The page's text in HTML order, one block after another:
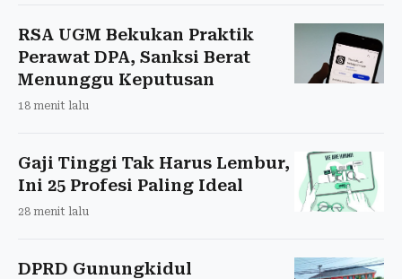
RSA UGM Bekukan Praktik
Perawat DPA, Sanksi Berat
Menunggu Keputusan
18 menit lalu
Gaji Tinggi Tak Harus Lembur,
Ini 25 Profesi Paling Ideal
28 menit lalu
DPRD Gunungkidul